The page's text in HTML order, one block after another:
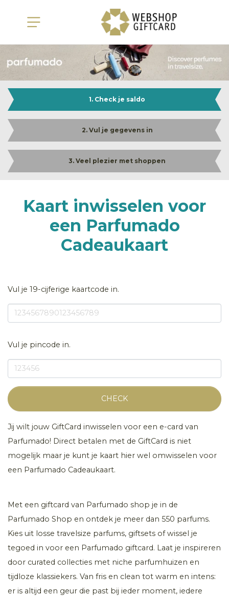
1. Check je saldo
2. Vul je gegevens in
3. Veel plezier met shoppen
Kaart inwisselen voor
een Parfumado
Cadeaukaart
Vul je 19-cijferige kaartcode in.
Vul je pincode in.
CHECK
Jij wilt jouw GiftCard inwisselen voor een e-card van
Parfumado! Direct betalen met de GiftCard is niet
mogelijk maar je kunt je kaart hier wel omwisselen voor
een Parfumado Cadeaukaart.
Met een giftcard van Parfumado shop je in de
Parfumado Shop en ontdek je meer dan 550 parfums.
Kies uit losse travelsize parfums, giftsets of wissel je
tegoed in voor een Parfumado giftcard. Laat je inspireren
door curated collecties met niche parfumhuizen en
tijdloze klassiekers. Van fris en clean tot warm en intens:
er is altijd een geur die past bij ieder moment, iedere